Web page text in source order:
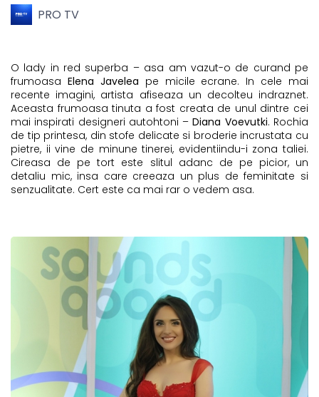
PRO TV
O lady in red superba – asa am vazut-o de curand pe
frumoasa Elena Javelea pe micile ecrane. In cele mai
recente imagini, artista afiseaza un decolteu indraznet.
Aceasta frumoasa tinuta a fost creata de unul dintre cei
mai inspirati designeri autohtoni –Diana Voevutki. Rochia
de tip printesa, din stofe delicate si broderie incrustata cu
pietre, ii vine de minune tinerei, evidentiindu-i zona taliei.
Cireasa de pe tort este slitul adanc de pe picior, un
detaliu mic, insa care creeaza un plus de feminitate si
senzualitate. Cert este ca mai rar o vedem asa.